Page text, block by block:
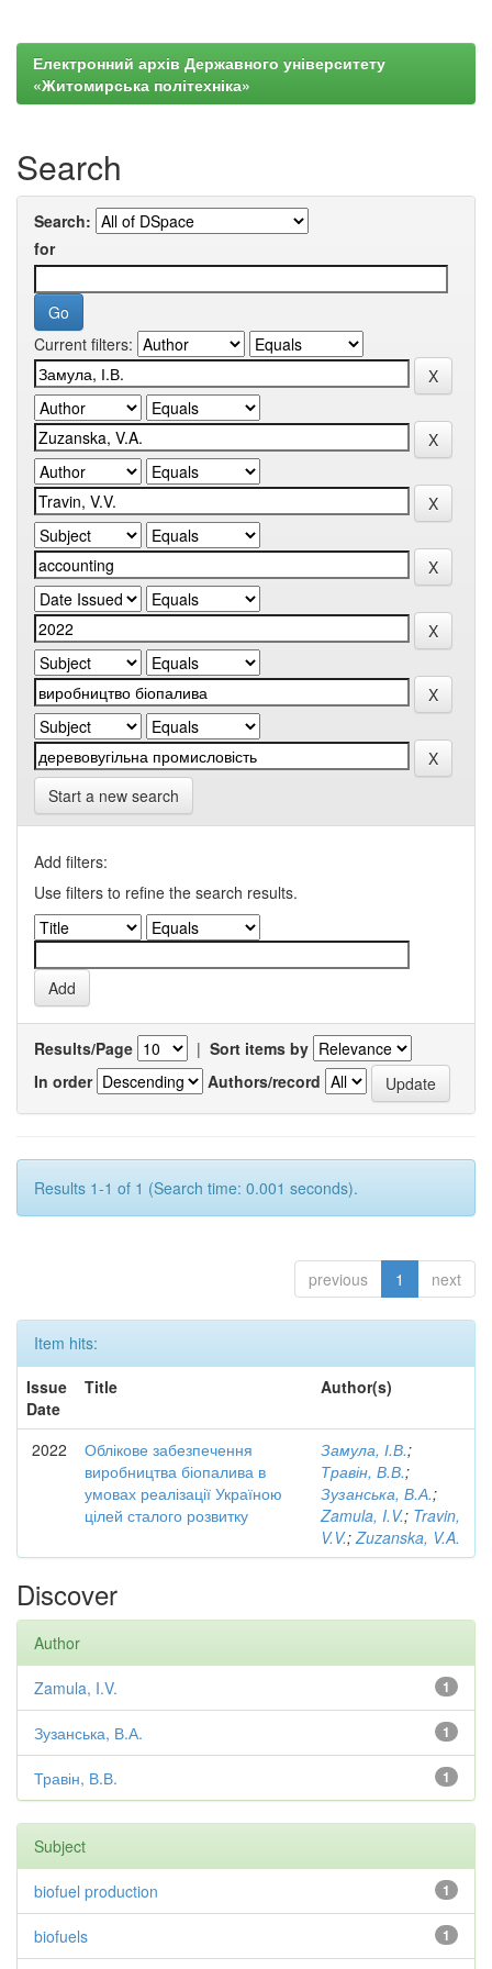
Електронний архів Державного університету
«Житомирська політехніка»
Search
Search:
for
Current filters:
Start a new search
Add filters:
Use filters to refine the search results.
Results/Page | Sort items by
In order
Authors/record
Results 1-1 of 1 (Search time: 0.001 seconds).
previous 1 next
Item hits:
Issue
Date
Title Author(s)
2022
Облікове забезпечення
виробництва біопалива в
умовах реалізації Україною
цілей сталого розвитку
Замула, І.В.;
Травін, В.В.;
Зузанська, В.А.;
Zamula, I.V.; Travin,
V.V.;Zuzanska, V.A.
Discover
Author
1
Zamula, I.V.
1
Зузанська, В.А.
1
Травін, В.В.
Subject
1
biofuel production
1
biofuels